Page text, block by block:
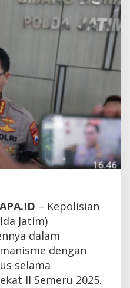
– Kepolisian
Jatim)
dalam
dengan
selama
II Semeru 2025.